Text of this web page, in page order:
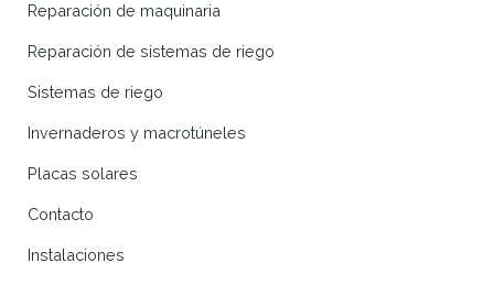
Reparación de maquinaria
Reparación de sistemas de riego
Sistemas de riego
Invernaderos y macrotúneles
Placas solares
Contacto
Instalaciones